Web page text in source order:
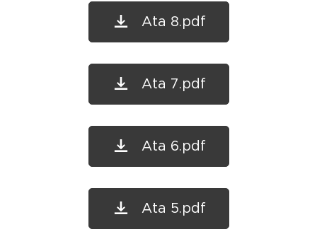
Ata 8.pdf
Ata 7.pdf
Ata 6.pdf
Ata 5.pdf